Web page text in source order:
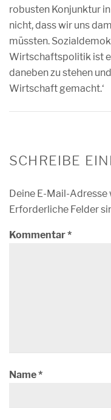
robusten Konjunktur
nicht, dass wir uns
müssten.
Wirtschaftspolitik ist
daneben zu stehen
Wirtschaft gemacht.‘
SCHREIBE
Deine E-Mail-
Erforderliche Felder
Kommentar*
Name*